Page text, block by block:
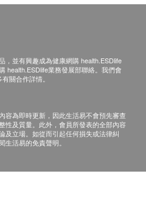
，並有興趣成為健康網購 health.ESDlife
health.ESDlife業務發展部聯絡。我們會
關合作詳情。
容為即時更新，因此生活易不會預先審查
性及質量。此外，會員所發表的全部內容
及立場。如從而引起任何損失或法律糾
活易的免責聲明。